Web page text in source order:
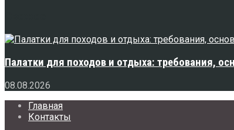
Палатки для походов и отдыха: требования,
08.08.2026
Главная
Контакты